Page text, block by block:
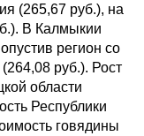
(265,67 руб.), на
В Калмыкии
регион со
руб.). Рост
области
Республики
говядины